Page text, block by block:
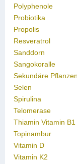
Polyphenole
Probiotika
Propolis
Resveratrol
Sanddorn
Sangokoralle
Sekundäre
Selen
Spirulina
Telomerase
Thiamin Vitamin B1
Topinambur
Vitamin D
Vitamin K2